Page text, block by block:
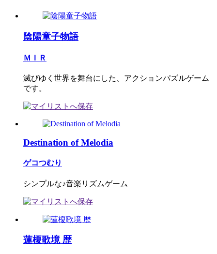
陰陽童子物語
ＭＩＲ
滅びゆく世界を舞台にした、アクションパズルゲーム
です。
Destination of Melodia
ゲコつむり
シンプルな♪音楽リズムゲーム
蓮榎歌境 歴